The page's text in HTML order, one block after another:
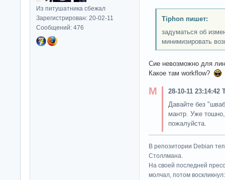
Из питушатника сбежал
Зарегистрирован: 20-02-11
Сообщений: 476
Tiphon пишет:
задуматься об
минимизировать
Сие невозможно для
Какое там workflow?
28-10-11
Давайте без
мантр. Уже
пожалуйста.
В репозитории Debian
Столлмана.
На своей последней
молчал, потом